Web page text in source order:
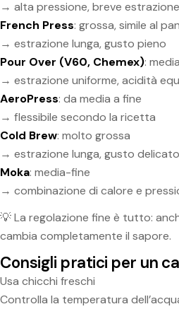
→ alta pressione, breve
French Press: grossa, simile al
→ estrazione lunga, gusto pieno
Pour Over (V60, Chemex):
→ estrazione uniforme, acidità
AeroPress: da media a fine
→ flessibile secondo la ricetta
Cold Brew: molto grossa
→ estrazione lunga, gusto
Moka: media-fine
→ combinazione di calore e
💡 La regolazione fine è tutto:
cambia completamente il sapore.
Consigli pratici per un
Usa chicchi freschi
Controlla la temperatura